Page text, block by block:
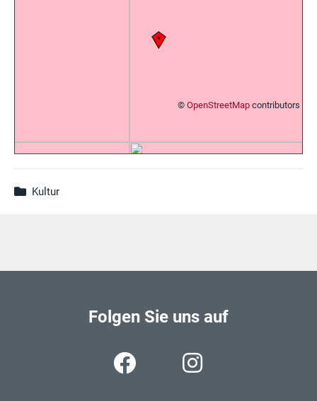
© OpenStreetMap contributors
Kultur
Folgen Sie uns auf